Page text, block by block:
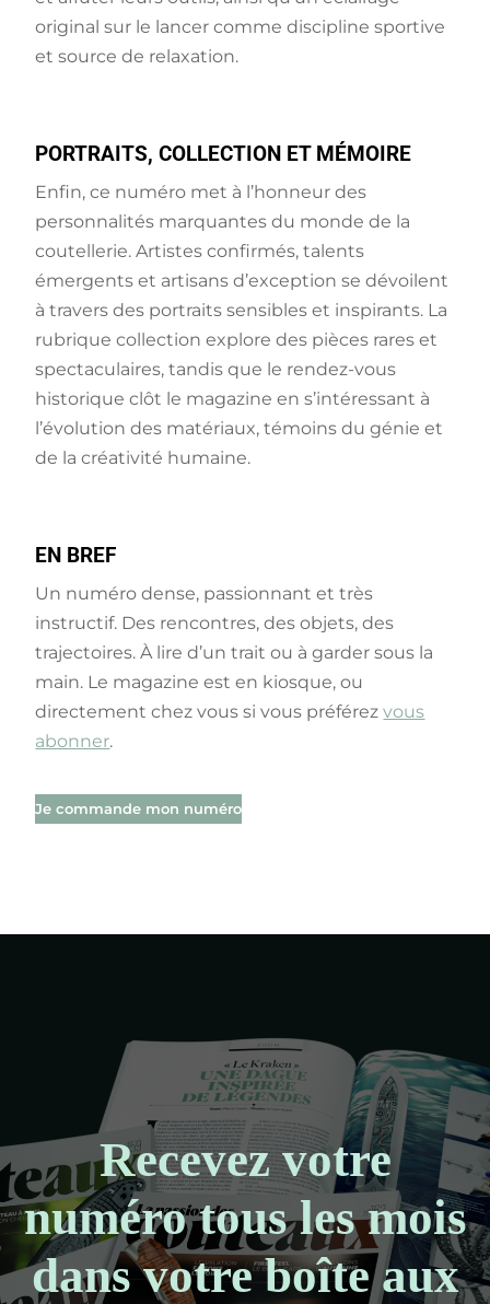
original sur le lancer comme discipline sportive
et source de relaxation.
PORTRAITS, COLLECTION ET MÉMOIRE
Enfin, ce numéro met à l’honneur des
personnalités marquantes du monde de la
coutellerie. Artistes confirmés, talents
émergents et artisans d’exception se dévoilent
à travers des portraits sensibles et inspirants. La
rubrique collection explore des pièces rares et
spectaculaires, tandis que le rendez-vous
historique clôt le magazine en s’intéressant à
l’évolution des matériaux, témoins du génie et
de la créativité humaine.
EN BREF
Un numéro dense, passionnant et très
instructif. Des rencontres, des objets, des
trajectoires. À lire d’un trait ou à garder sous la
main. Le magazine est en kiosque, ou
directement chez vous si vous préférezvous
abonner.
Je commande mon numéro
Recevez votre
numéro tous les mois
dans votre boîte aux